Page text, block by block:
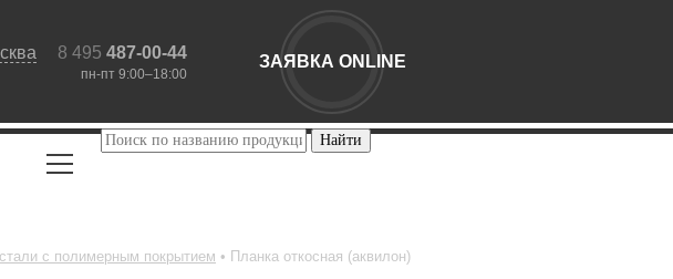
8 495 487-00-44
пн-пт 9:00–18:00
ЗАЯВКА ONLINE
с полимерным покрытием
Планка откосная (аквилон)